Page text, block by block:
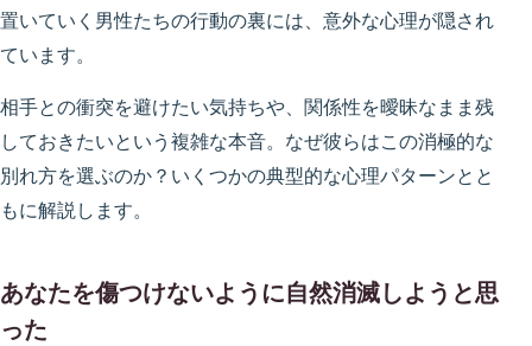
置いていく男性たちの行動の裏には、意外な心理が隠され
ています。
相手との衝突を避けたい気持ちや、関係性を曖昧なまま残
しておきたいという複雑な本音。なぜ彼らはこの消極的な
別れ方を選ぶのか？いくつかの典型的な心理パターンとと
もに解説します。
あなたを傷つけないように自然消滅しようと思
った